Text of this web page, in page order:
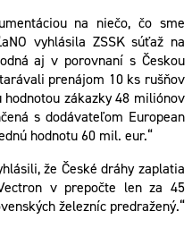
na niečo, čo sme
vyhlásila ZSSK súťaž na
aj v porovnaní s Českou
prenájom 10 ks rušňov
hodnotou zákazky 48 miliónov
s dodávateľom European
hodnotu 60 mil. eur.“
že České dráhy zaplatia
v prepočte len za 45
železníc predražený.“